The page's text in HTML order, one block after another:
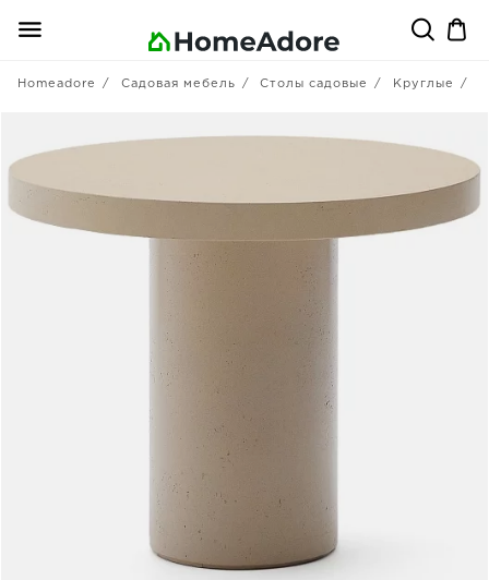
Homeadore Садовая мебель Столы садовые Круглые